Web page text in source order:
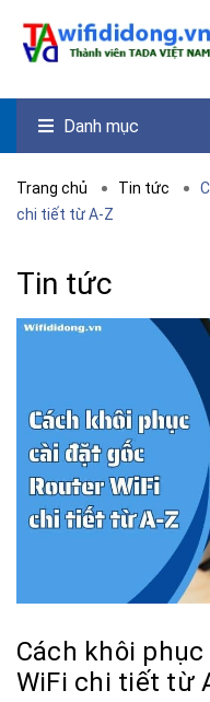
Danh mục
Trang chủ Tin tức
chi tiết từ A-Z
Tin tức
Cách khôi
WiFi chi tiết từ